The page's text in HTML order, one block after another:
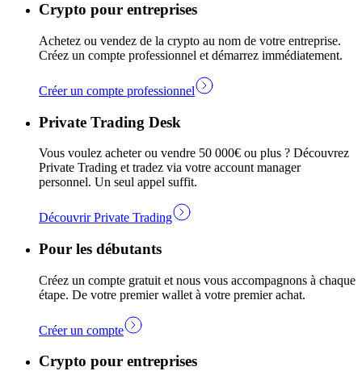
Crypto pour entreprises
Achetez ou vendez de la crypto au nom de votre entreprise.
Créez un compte professionnel et démarrez immédiatement.
Créer un compte professionnel
Private Trading Desk
Vous voulez acheter ou vendre 50 000€ ou plus ? Découvrez
Private Trading et tradez via votre account manager
personnel. Un seul appel suffit.
Découvrir Private Trading
Pour les débutants
Créez un compte gratuit et nous vous accompagnons à chaque
étape. De votre premier wallet à votre premier achat.
Créer un compte
Crypto pour entreprises